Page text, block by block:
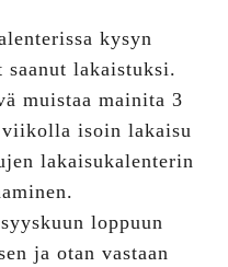
kysyn
lakaistuksi.
muistaa mainita 3
isoin lakaisu
lakaisukalenterin
loppuun
ja otan vastaan